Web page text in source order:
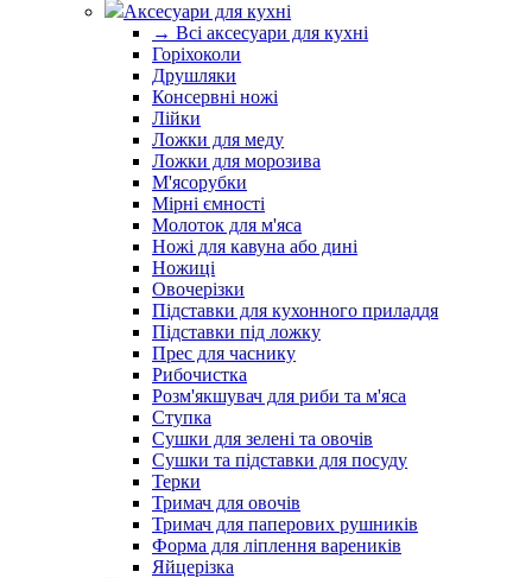
Аксесуари для кухні
→ Всі аксесуари для кухні
Горіхоколи
Друшляки
Консервні ножі
Лійки
Ложки для меду
Ложки для морозива
М'ясорубки
Мірні ємності
Молоток для м'яса
Ножі для кавуна або дині
Ножиці
Овочерізки
Підставки для кухонного приладдя
Підставки під ложку
Прес для часнику
Рибочистка
Розм'якшувач для риби та м'яса
Ступка
Сушки для зелені та овочів
Сушки та підставки для посуду
Терки
Тримач для овочів
Тримач для паперових рушників
Форма для ліплення вареників
Яйцерізка